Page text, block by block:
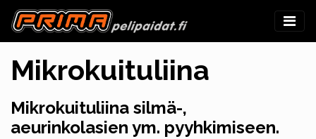
Mikrokuituliina
Mikrokuituliina silmä-,
aeurinkolasien ym. pyyhkimiseen.